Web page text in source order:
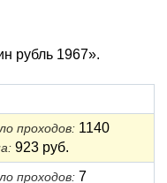
рубль 1967».
проходов: 1140
923 руб.
проходов: 7